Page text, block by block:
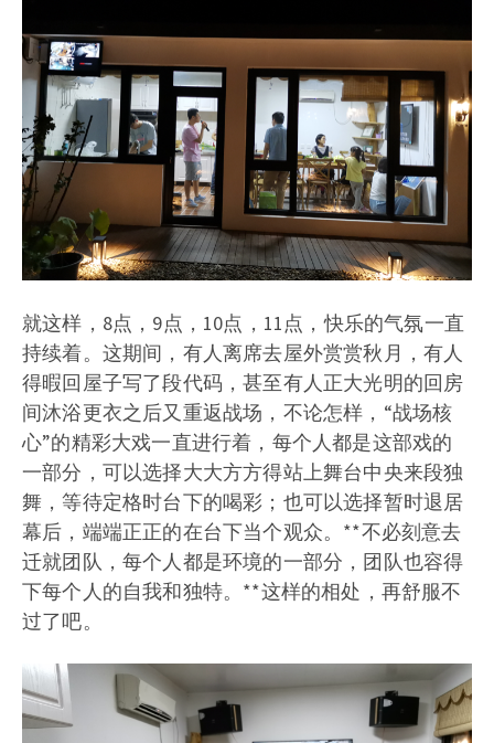
就这样，8点，9点，10点，11点，快乐的气氛一直
持续着。这期间，有人离席去屋外赏赏秋月，有人
得暇回屋子写了段代码，甚至有人正大光明的回房
间沐浴更衣之后又重返战场，不论怎样，“战场核
心”的精彩大戏一直进行着，每个人都是这部戏的
一部分，可以选择大大方方得站上舞台中央来段独
舞，等待定格时台下的喝彩；也可以选择暂时退居
幕后，端端正正的在台下当个观众。**不必刻意去
迁就团队，每个人都是环境的一部分，团队也容得
下每个人的自我和独特。**这样的相处，再舒服不
过了吧。